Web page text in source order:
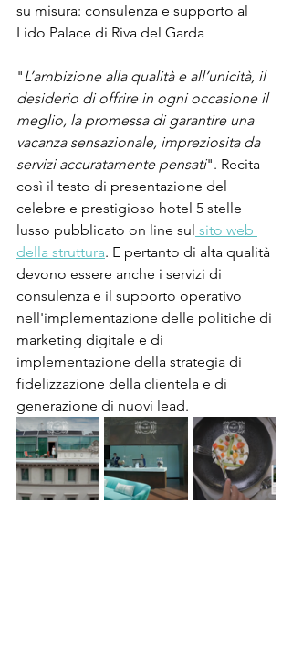
su misura: consulenza e supporto al
Lido Palace di Riva del Garda
" L’ambizione alla qualità e all’unicità, il
desiderio di offrire in ogni occasione il
meglio, la promessa di garantire una
vacanza sensazionale, impreziosita da
servizi accuratamente pensati". Recita
così il testo di presentazione del
celebre e prestigioso hotel 5 stelle
lusso pubblicato on line sul sito web
della struttura. E pertanto di alta qualità
devono essere anche i servizi di
consulenza e il supporto operativo
nell'implementazione delle politiche di
marketing digitale e di
implementazione della strategia di
fidelizzazione della clientela e di
generazione di nuovi lead.